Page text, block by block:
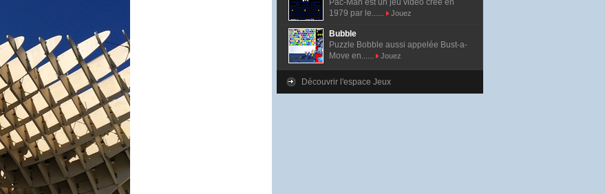
Pac-Man est un jeu vidéo créé en
1979 par le......
Jouez
Bubble
Puzzle Bobble aussi appelée Bust-a-
Move en......
Jouez
Découvrir l'espace Jeux